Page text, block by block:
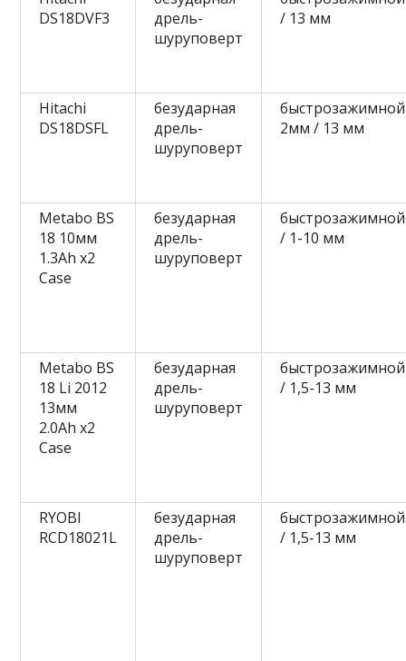
DS18DVF3
дрель-
шуруповерт
/ 13 мм
Hitachi
DS18DSFL
безударная
дрель-
шуруповерт
быстрозажимной
2мм / 13 мм
Metabo BS
18 10мм
1.3Ah x2
Case
безударная
дрель-
шуруповерт
быстрозажимной
/ 1-10 мм
Metabo BS
18 Li 2012
13мм
2.0Ah x2
Case
безударная
дрель-
шуруповерт
быстрозажимной
/ 1,5-13 мм
RYOBI
RCD18021L
безударная
дрель-
шуруповерт
быстрозажимной
/ 1,5-13 мм